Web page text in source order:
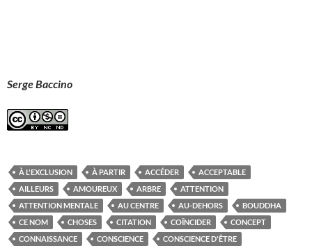
Serge Baccino
À L'EXCLUSION À PARTIR ACCÉDER
ACCEPTABLE
AILLEURS
AMOUREUX ARBRE
ATTENTION
ATTENTION MENTALE
AU CENTRE AU-DEHORS
BOUDDHA
CE NOM
CHOSES CITATION COÏNCIDER
CONCEPT
CONNAISSANCE
CONSCIENCE CONSCIENCE D'ÊTRE